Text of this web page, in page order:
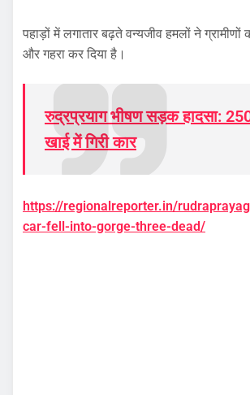
पहाड़ों में लगातार बढ़ते वन्यजीव हमलों ने
और गहरा कर दिया है।
रुद्रप्रयाग भीषण सड़क हादसा:
खाई में गिरी कार
https://regionalreporter.in/
car-fell-into-gorge-three-dead/